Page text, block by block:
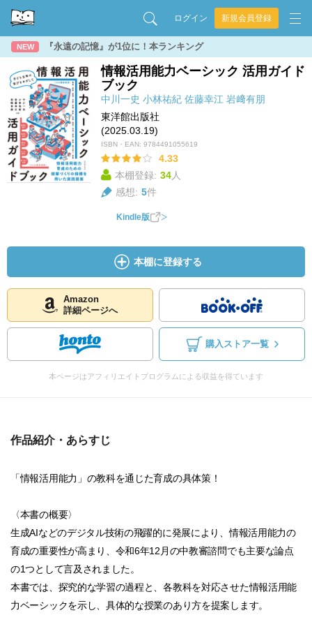
ログイン 新規会員登録
NEW 『永遠の記憶』が1位に！本ランキング
情報活用能力ベーシック 活用ガイド
ブック
中川一史 小林祐紀 佐藤幸江 岩﨑有朋
東洋館出版社
(2025.03.19)
ISBN・EAN: 9784491055619
4.33
本棚登録: 34人
感想: 5件
Kindle版
本棚に登録する
Amazon
詳細ページへ
購入ストア一覧
本ページはアフィリエイトプログラムによる収益を得ています
作品紹介・あらすじ
「情報活用能力」の教科を通じた育成の具体策！
〈本書の概要〉
生成AIなどのデジタル技術の飛躍的に発展により、情報活用能力の
育成の重要性が高まり、令和6年12月の中教審諮問でも主要な論点
の1つとして言及されました。
本書では、探究的な学習の過程と、各教科を対応させた情報活用能
力ベーシックを示し、具体的な授業のあり方を提案します。